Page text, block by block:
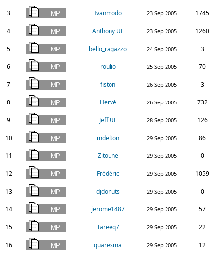
3 Ivanmodo 23 Sep 2005 1745
4 Anthony UF 23 Sep 2005 1260
5 bello_ragazzo 24 Sep 2005 3
6 roulio 25 Sep 2005 70
7 fiston 26 Sep 2005 3
8 Hervé 26 Sep 2005 732
9 Jeff UF 28 Sep 2005 126
10 mdelton 29 Sep 2005 86
11 Zitoune 29 Sep 2005 0
12 Frédéric 29 Sep 2005 1059
13 djdonuts 29 Sep 2005 0
14 jerome1487 29 Sep 2005 57
15 Tareeq7 29 Sep 2005 22
16 quaresma 29 Sep 2005 12